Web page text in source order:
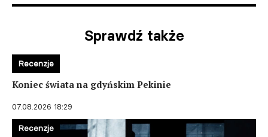
Sprawdź także
Koniec świata na gdyńskim Pekinie
07.08.2026 18:29
Recenzje
Recenzje